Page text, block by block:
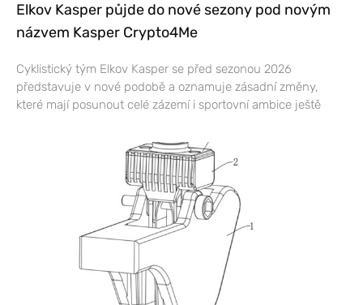
Elkov Kasper půjde do nové sezony pod novým
názvem Kasper Crypto4Me
Cyklistický tým Elkov Kasper se před sezonou 2026
představuje v nové podobě a oznamuje zásadní změny,
které mají posunout celé zázemí i sportovní ambice ještě